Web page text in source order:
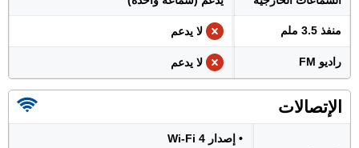
منفذ 3.5 ملم لا يدعم
راديو FM لا يدعم
الإتصالات
• إصدار Wi-Fi 4